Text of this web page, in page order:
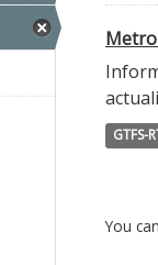
GTFS-
You